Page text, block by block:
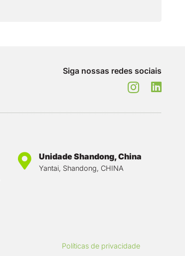
Siga nossas redes sociais
Unidade Shandong, China
Yantai, Shandong, CHINA
Políticas de privacidade